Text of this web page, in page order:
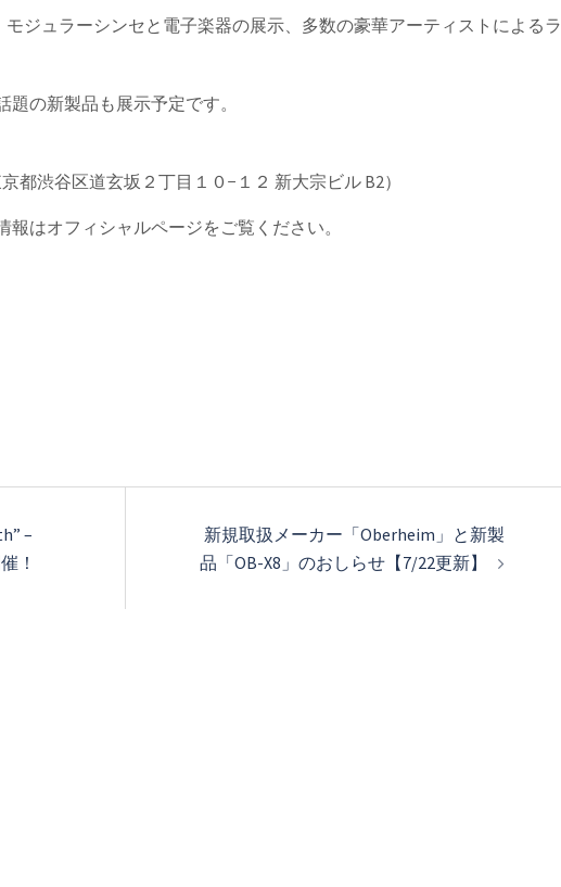
ジュラーシンセと電子楽器の展示、多数の豪華アーティストによるラ
の新製品も展示予定です。
都渋谷区道玄坂２丁目１０−１２ 新大宗ビル B2）
はオフィシャルページをご覧ください。
–
！
新規取扱メーカー「Oberheim」と新製
品「OB-X8」のおしらせ【7/22更新】